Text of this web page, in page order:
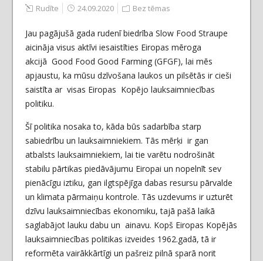
Rudīte 24.09.2020 Bez tēmas
Jau pagājušā gada rudenī biedrība Slow Food Straupe
aicināja visus aktīvi iesaistīties Eiropas mēroga
akcijā Good Food Good Farming (GFGF), lai mēs
apjaustu, ka mūsu dzīvošana laukos un pilsētās ir cieši
saistīta ar visas Eiropas Kopējo lauksaimniecības
politiku.
Šī politika nosaka to, kāda būs sadarbība starp
sabiedrību un lauksaimniekiem. Tās mērķi ir gan
atbalsts lauksaimniekiem, lai tie varētu nodrošināt
stabilu pārtikas piedāvājumu Eiropai un nopelnīt sev
pienācīgu iztiku, gan ilgtspējīga dabas resursu pārvalde
un klimata pārmaiņu kontrole. Tās uzdevums ir uzturēt
dzīvu lauksaimniecības ekonomiku, tajā pašā laikā
saglabājot lauku dabu un ainavu. Kopš Eiropas Kopējās
lauksaimniecības politikas izveides 1962.gadā, tā ir
reformēta vairākkārtīgi un pašreiz pilnā sparā norit